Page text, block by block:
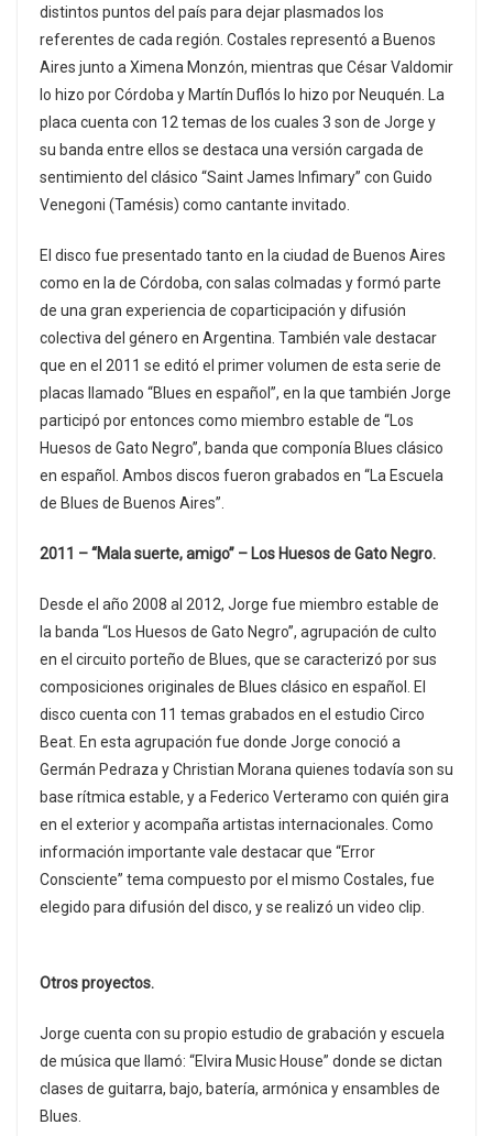
distintos puntos del país para dejar plasmados los
referentes de cada región. Costales representó a Buenos
Aires junto a Ximena Monzón, mientras que César Valdomir
lo hizo por Córdoba y Martín Duflós lo hizo por Neuquén. La
placa cuenta con 12 temas de los cuales 3 son de Jorge y
su banda entre ellos se destaca una versión cargada de
sentimiento del clásico “Saint James Infimary” con Guido
Venegoni (Tamésis) como cantante invitado.
El disco fue presentado tanto en la ciudad de Buenos Aires
como en la de Córdoba, con salas colmadas y formó parte
de una gran experiencia de coparticipación y difusión
colectiva del género en Argentina. También vale destacar
que en el 2011 se editó el primer volumen de esta serie de
placas llamado “Blues en español”, en la que también Jorge
participó por entonces como miembro estable de “Los
Huesos de Gato Negro”, banda que componía Blues clásico
en español. Ambos discos fueron grabados en “La Escuela
de Blues de Buenos Aires”.
2011 – “Mala suerte, amigo” – Los Huesos de Gato Negro.
Desde el año 2008 al 2012, Jorge fue miembro estable de
la banda “Los Huesos de Gato Negro”, agrupación de culto
en el circuito porteño de Blues, que se caracterizó por sus
composiciones originales de Blues clásico en español. El
disco cuenta con 11 temas grabados en el estudio Circo
Beat. En esta agrupación fue donde Jorge conoció a
Germán Pedraza y Christian Morana quienes todavía son su
base rítmica estable, y a Federico Verteramo con quién gira
en el exterior y acompaña artistas internacionales. Como
información importante vale destacar que “Error
Consciente” tema compuesto por el mismo Costales, fue
elegido para difusión del disco, y se realizó un video clip.
Otros proyectos.
Jorge cuenta con su propio estudio de grabación y escuela
de música que llamó: “Elvira Music House” donde se dictan
clases de guitarra, bajo, batería, armónica y ensambles de
Blues.